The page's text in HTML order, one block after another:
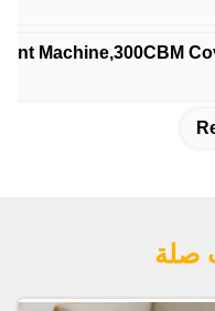
Machine,300CBM
صلة